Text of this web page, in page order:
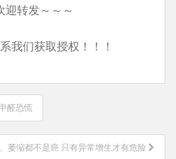
迎转发～～～
我们获取授权！！！
醛恐慌
萎缩都不是癌 只有异常增生才有危险